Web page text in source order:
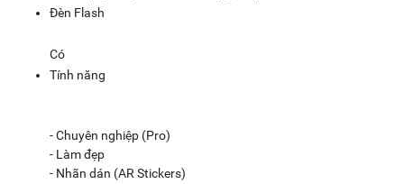
Đèn Flash
Có
Tính năng
- Chuyên nghiệp (Pro)
- Làm đẹp
- Nhãn dán (AR Stickers)